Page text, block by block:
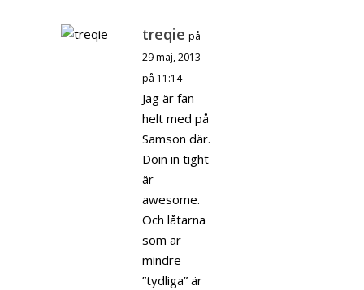
treqie på
29 maj, 2013
på 11:14
Jag är fan
helt med på
Samson där.
Doin in tight
är
awesome.
Och låtarna
som är
mindre
”tydliga” är